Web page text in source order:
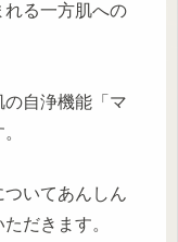
る一方肌への
自浄機能「マ
いてあんしん
だきます。